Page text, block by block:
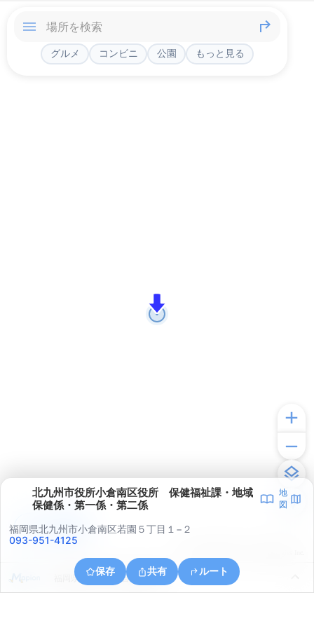
グルメ コンビニ 公園 もっと見る
北九州市役所小倉南区役所 保健福祉課・地域
保健係・第一係・第二係
地
図
福岡県北九州市小倉南区若園５丁目１−２
093-951-4125
保存 共有 ルート
福岡県北九州市小倉南区葛原
アプリで見る